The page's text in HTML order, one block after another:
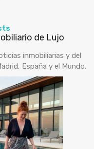
de Lujo
inmobiliarias y del
España y el Mundo.